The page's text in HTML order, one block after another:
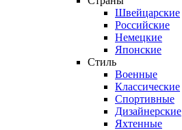
Швейцарские
Российские
Немецкие
Японские
Стиль
Военные
Классические
Спортивные
Дизайнерские
Яхтенные